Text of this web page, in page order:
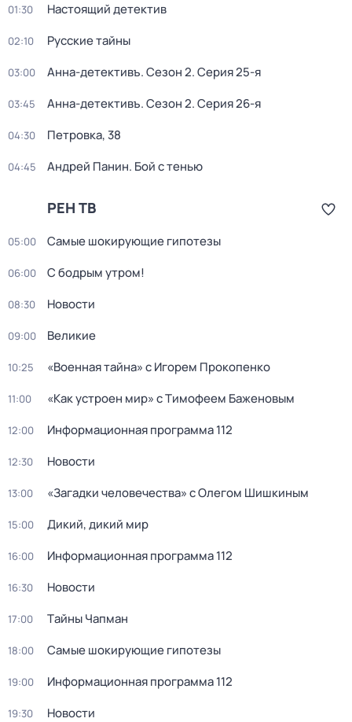
01:30 Настоящий детектив
02:10 Русские тайны
03:00 Анна-детективъ. Сезон 2. Серия 25-я
03:45 Анна-детективъ. Сезон 2. Серия 26-я
04:30 Петровка, 38
04:45 Андрей Панин. Бой с тенью
РЕН ТВ
05:00 Самые шoкиpующие гипотезы
06:00 С бодрым утром!
08:30 Новости
09:00 Великие
10:25 «Военная тайна» с Игорем Прокопенко
11:00 «Как устроен мир» с Тимофеем Баженовым
12:00 Информационная программа 112
12:30 Новости
13:00 «Загадки человечества» с Олегом Шишкиным
15:00 Дикий, дикий мир
16:00 Информационная программа 112
16:30 Новости
17:00 Тaйны Чапман
18:00 Самые шoкиpующие гипотезы
19:00 Информационная программа 112
19:30 Новости